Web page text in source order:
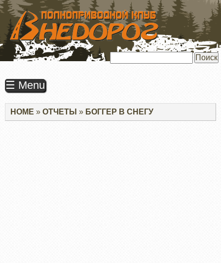
ПЕРЕЙТИ
ОСНОВНОМУ
СОДЕРЖАНИЮ
☰ Menu
Строка
навигации
HOME ОТЧЕТЫ БОГГЕР В СНЕГУ